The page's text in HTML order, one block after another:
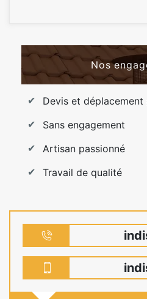
Nos
Devis et
Sans engagement
Artisan passionné
Travail de qualité